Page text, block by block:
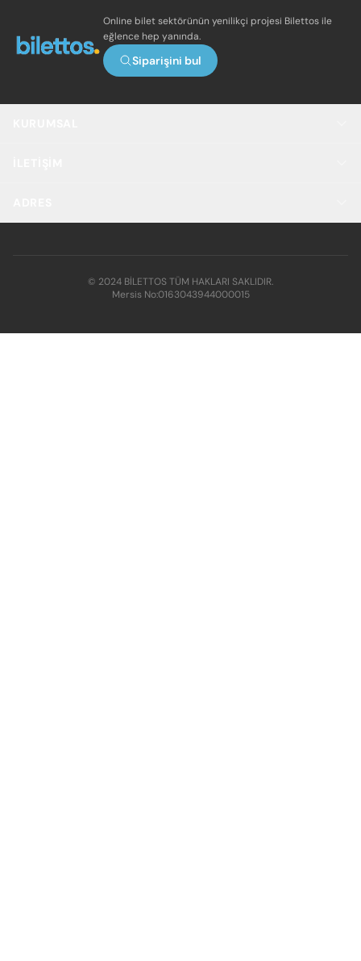
Online bilet sektörünün yenilikçi projesi Bilettos ile
eğlence hep yanında.
Siparişini bul
© 2024 BİLETTOS TÜM HAKLARI SAKLIDIR.
Mersis No:0163043944000015